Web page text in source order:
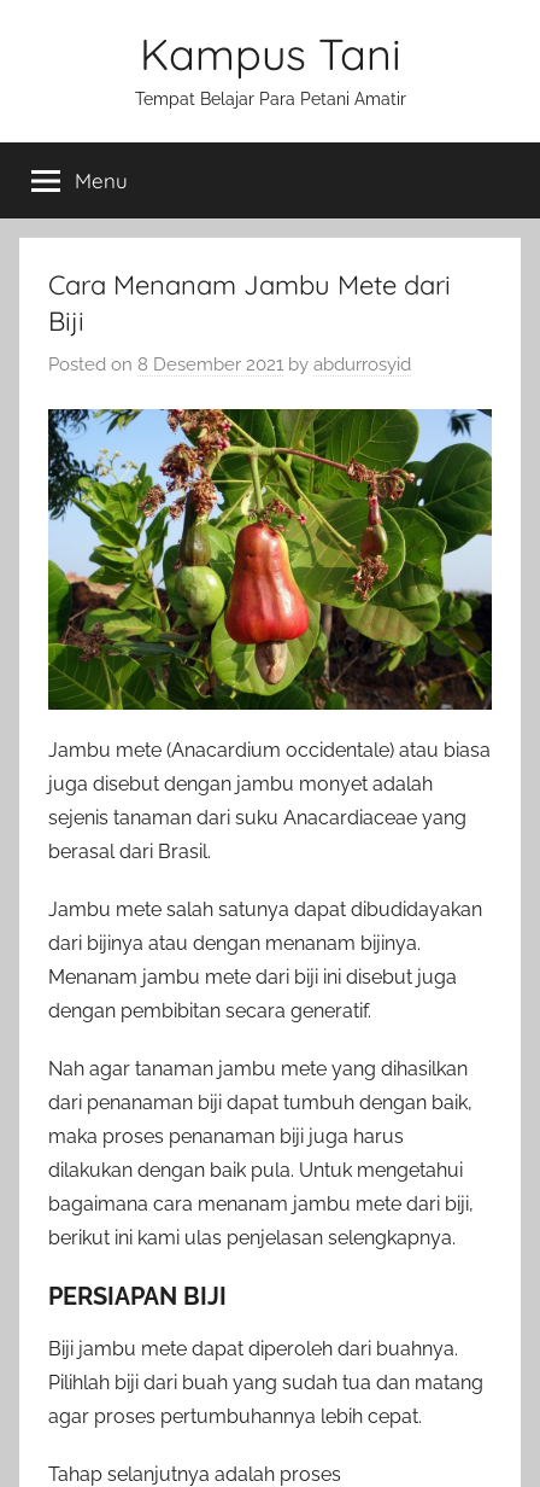
Kampus Tani
Tempat Belajar Para Petani Amatir
Menu
Cara Menanam Jambu Mete dari
Biji
Posted on 8 Desember 2021 by abdurrosyid
Jambu mete (Anacardium occidentale) atau biasa
juga disebut dengan jambu monyet adalah
sejenis tanaman dari suku Anacardiaceae yang
berasal dari Brasil.
Jambu mete salah satunya dapat dibudidayakan
dari bijinya atau dengan menanam bijinya.
Menanam jambu mete dari biji ini disebut juga
dengan pembibitan secara generatif.
Nah agar tanaman jambu mete yang dihasilkan
dari penanaman biji dapat tumbuh dengan baik,
maka proses penanaman biji juga harus
dilakukan dengan baik pula. Untuk mengetahui
bagaimana cara menanam jambu mete dari biji,
berikut ini kami ulas penjelasan selengkapnya.
PERSIAPAN BIJI
Biji jambu mete dapat diperoleh dari buahnya.
Pilihlah biji dari buah yang sudah tua dan matang
agar proses pertumbuhannya lebih cepat.
Tahap selanjutnya adalah proses